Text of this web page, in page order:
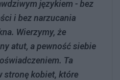
językiem - bez
i bez narzucania
Wierzymy, że
atut, a pewność siebie
Ta
stronę kobiet, które